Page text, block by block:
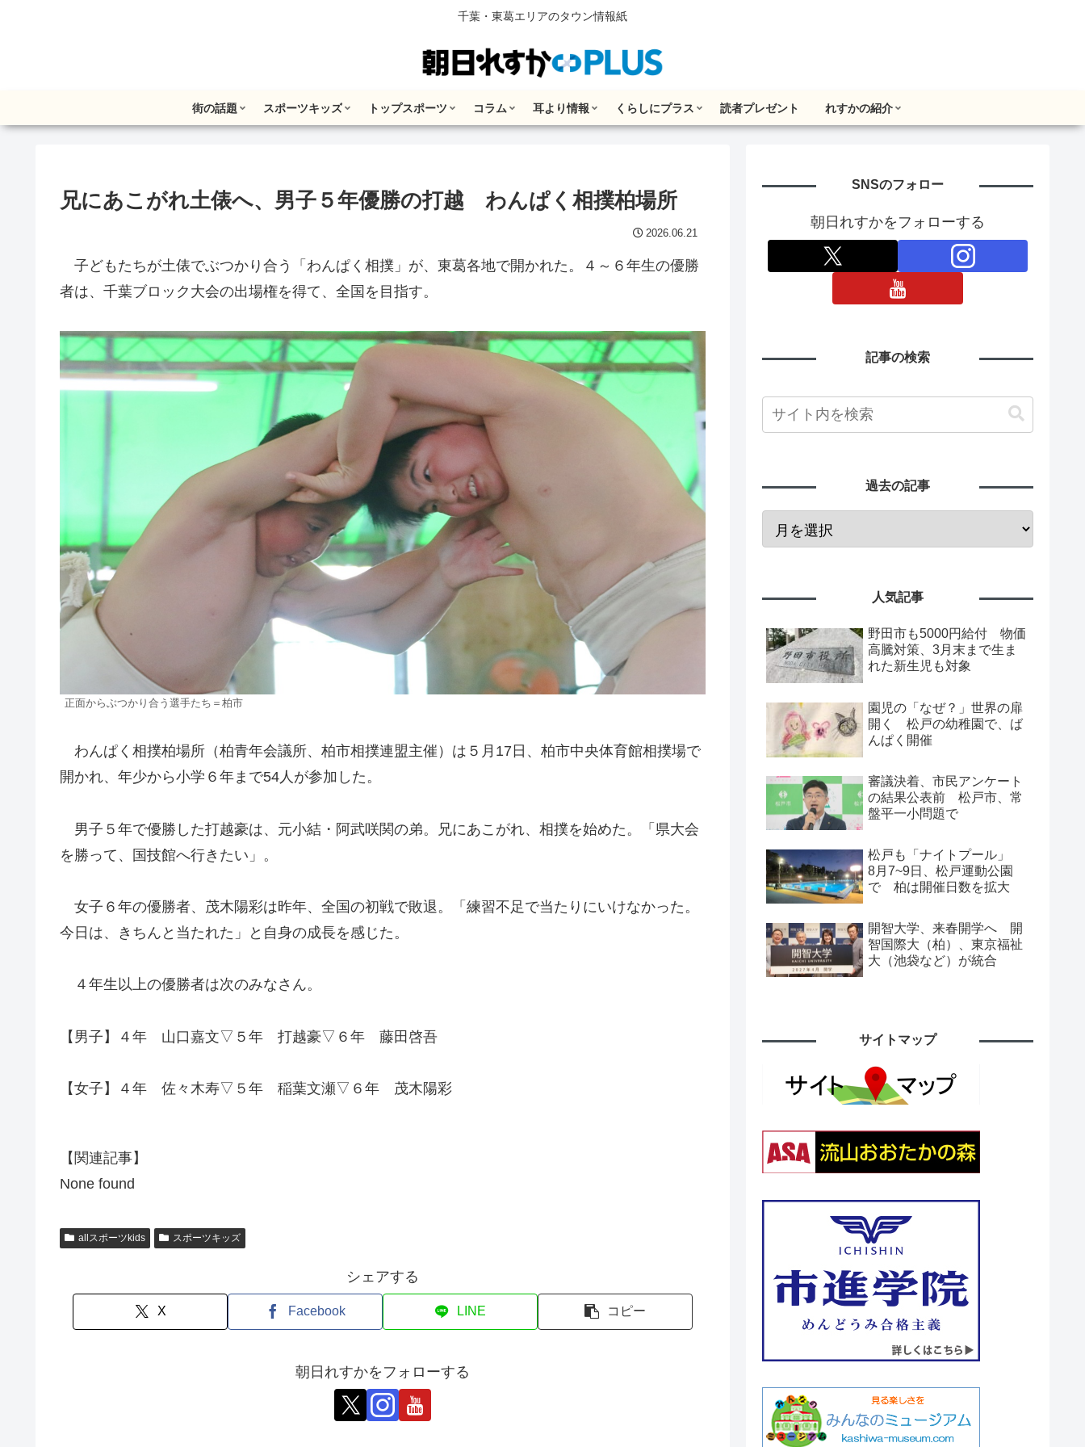
千葉・東葛エリアのタウン情報紙
街の話題 スポーツキッズ トップスポーツ コラム 耳より情報 くらしにプラス 読者プレゼント れすかの紹介
兄にあこがれ土俵へ、男子５年優勝の打越 わんぱく相撲柏場所
2026.06.21
子どもたちが土俵でぶつかり合う「わんぱく相撲」が、東葛各地で開かれた。４～６年生の優勝
者は、千葉ブロック大会の出場権を得て、全国を目指す。
正面からぶつかり合う選手たち＝柏市
わんぱく相撲柏場所（柏青年会議所、柏市相撲連盟主催）は５月17日、柏市中央体育館相撲場で
開かれ、年少から小学６年まで54人が参加した。
男子５年で優勝した打越豪は、元小結・阿武咲関の弟。兄にあこがれ、相撲を始めた。「県大会
を勝って、国技館へ行きたい」。
女子６年の優勝者、茂木陽彩は昨年、全国の初戦で敗退。「練習不足で当たりにいけなかった。
今日は、きちんと当たれた」と自身の成長を感じた。
４年生以上の優勝者は次のみなさん。
【男子】４年 山口嘉文▽５年 打越豪▽６年 藤田啓吾
【女子】４年 佐々木寿▽５年 稲葉文瀬▽６年 茂木陽彩
【関連記事】
None found
allスポーツkids スポーツキッズ
シェアする
X Facebook LINE コピー
朝日れすかをフォローする
SNSのフォロー
朝日れすかをフォローする
記事の検索
過去の記事
人気記事
野田市も5000円給付 物価
高騰対策、3月末まで生ま
れた新生児も対象
園児の「なぜ？」世界の扉
開く 松戸の幼稚園で、ば
んぱく開催
審議決着、市民アンケート
の結果公表前 松戸市、常
盤平一小問題で
松戸も「ナイトプール」
8月7~9日、松戸運動公園
で 柏は開催日数を拡大
開智大学、来春開学へ 開
智国際大（柏）、東京福祉
大（池袋など）が統合
サイトマップ